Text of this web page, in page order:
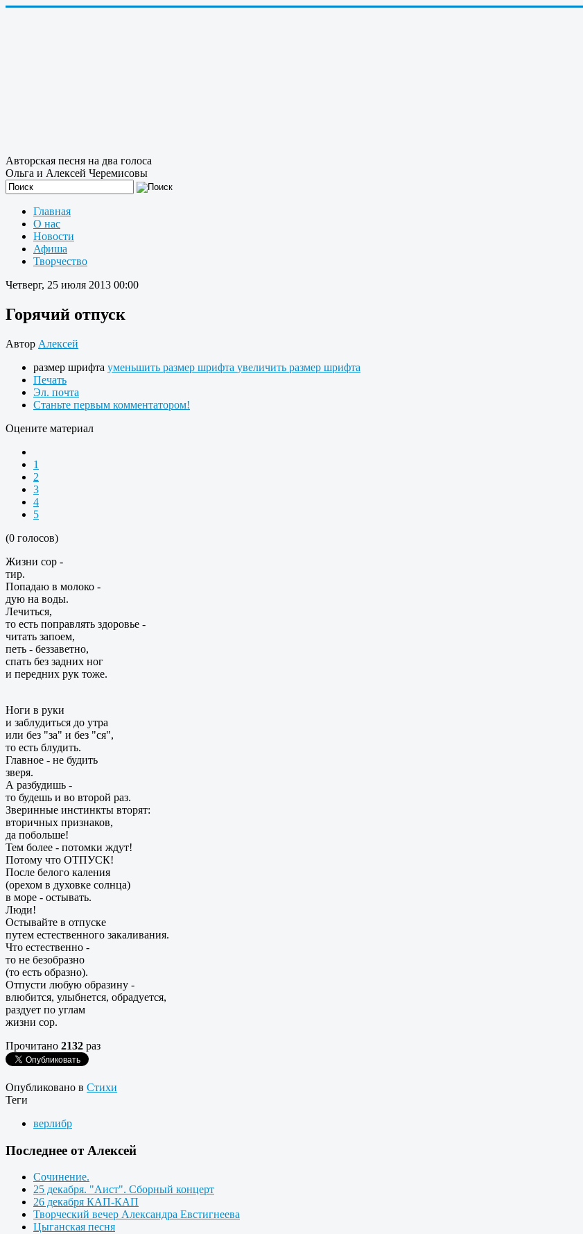
Авторская песня на два голоса
Ольга и Алексей Черемисовы
Главная
О нас
Новости
Афиша
Творчество
Четверг, 25 июля 2013 00:00
Горячий отпуск
Автор Алексей
размер шрифта уменьшить размер шрифта увеличить размер шрифта
Печать
Эл. почта
Станьте первым комментатором!
Оцените материал
1
2
3
4
5
(0 голосов)
Жизни сор -
тир.
Попадаю в молоко -
дую на воды.
Лечиться,
то есть поправлять здоровье -
читать запоем,
петь - беззаветно,
спать без задних ног
и передних рук тоже.
Ноги в руки
и заблудиться до утра
или без "за" и без "ся",
то есть блудить.
Главное - не будить
зверя.
А разбудишь -
то будешь и во второй раз.
Зверинные инстинкты вторят:
вторичных признаков,
да побольше!
Тем более - потомки ждут!
Потому что ОТПУСК!
После белого каления
(орехом в духовке солнца)
в море - остывать.
Люди!
Остывайте в отпуске
путем естественного закаливания.
Что естественно -
то не безобразно
(то есть образно).
Отпусти любую образину -
влюбится, улыбнется, обрадуется,
раздует по углам
жизни сор.
Прочитано 2132 раз
Опубликовано в Стихи
Теги
верлибр
Последнее от Алексей
Сочинение.
25 декабря. "Аист". Сборный концерт
26 декабря КАП-КАП
Творческий вечер Александра Евстигнеева
Цыганская песня